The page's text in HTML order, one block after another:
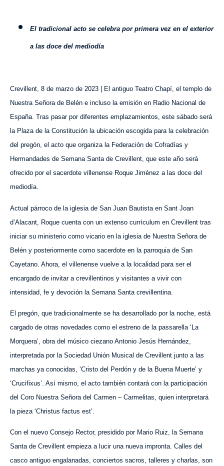
El tradicional acto se celebra por primera vez en el exterior
a las doce del mediodía
Crevillent, 8 de marzo de 2023 | El antiguo Teatro Chapí, el templo de
Nuestra Señora de Belén e incluso la emisión en Radio Nacional de
España. Tras pasar por diferentes emplazamientos, este sábado será
la Plaza de la Constitución la ubicación escogida para la celebración
del pregón, el acto que organiza la Federación de Cofradías y
Hermandades de Semana Santa de Crevillent, que este año será
ofrecido por el sacerdote villenense Roque Jiménez a las doce del
mediodía.
Actual párroco de la iglesia de San Juan Bautista en Sant Joan
d’Alacant, Roque cuenta con un extenso currículum en Crevillent tras
iniciar su ministerio como vicario en la iglesia de Nuestra Señora de
Belén y posteriormente como sacerdote en la parroquia de San
Cayetano. Ahora, el villenense vuelve a la localidad para ser el
encargado de invitar a crevillentinos y visitantes a vivir con
intensidad, fe y devoción la Semana Santa crevillentina.
El pregón, que tradicionalmente se ha desarrollado por la noche, está
cargado de otras novedades como el estreno de la passarella ‘La
Morquera’, obra del músico ciezano Antonio Jesús Hernández,
interpretada por la Sociedad Unión Musical de Crevillent junto a las
marchas ya conocidas, ‘Cristo del Perdón y de la Buena Muerte’ y
‘Crucifixus’. Así mismo, el acto también contará con la participación
del Coro Nuestra Señora del Carmen – Carmelitas, quien interpretará
la pieza ‘Christus factus est’.
Con el nuevo Consejo Rector, presidido por Mario Ruiz, la Semana
Santa de Crevillent empieza a lucir una nueva impronta. Calles del
casco antiguo engalanadas, conciertos sacros, talleres y charlas, son